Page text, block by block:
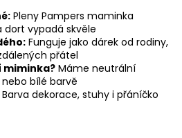
Pleny Pampers maminka
dort vypadá skvěle
Funguje jako dárek od rodiny,
přátel
miminka?Máme neutrální
bílé barvě
Barva dekorace, stuhy i přáníčko